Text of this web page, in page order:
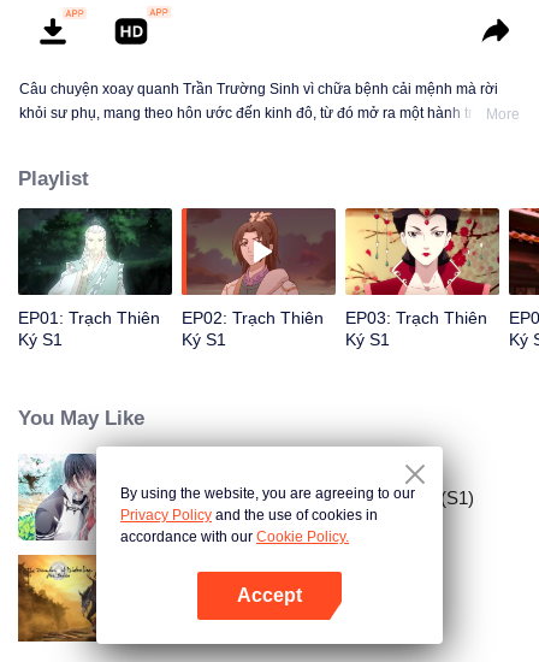
Câu chuyện xoay quanh Trần Trường Sinh vì chữa bệnh cải mệnh mà rời
khỏi sư phụ, mang theo hôn ước đến kinh đô, từ đó mở ra một hành trình
quyết đấu một trận sống còn với thiên hạ…
More
Playlist
EP01: Trạch Thiên
Ký S1
EP02: Trạch Thiên
Ký S1
EP03: Trạch Thiên
Ký S1
Ký
You May Like
Đưa Ông Xã Quốc Dân Về Nhà (S1)
Ma Đạo Tổ Sư
By using the website, you are agreeing to our
Privacy Policy and the use of cookies in
accordance with our Cookie Policy.
Accept